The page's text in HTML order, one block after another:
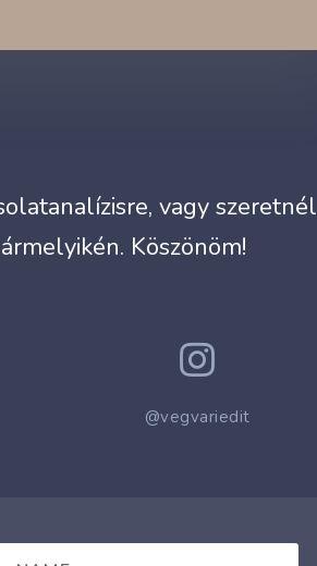
vagy szeretnél
Köszönöm!

@vegvariedit